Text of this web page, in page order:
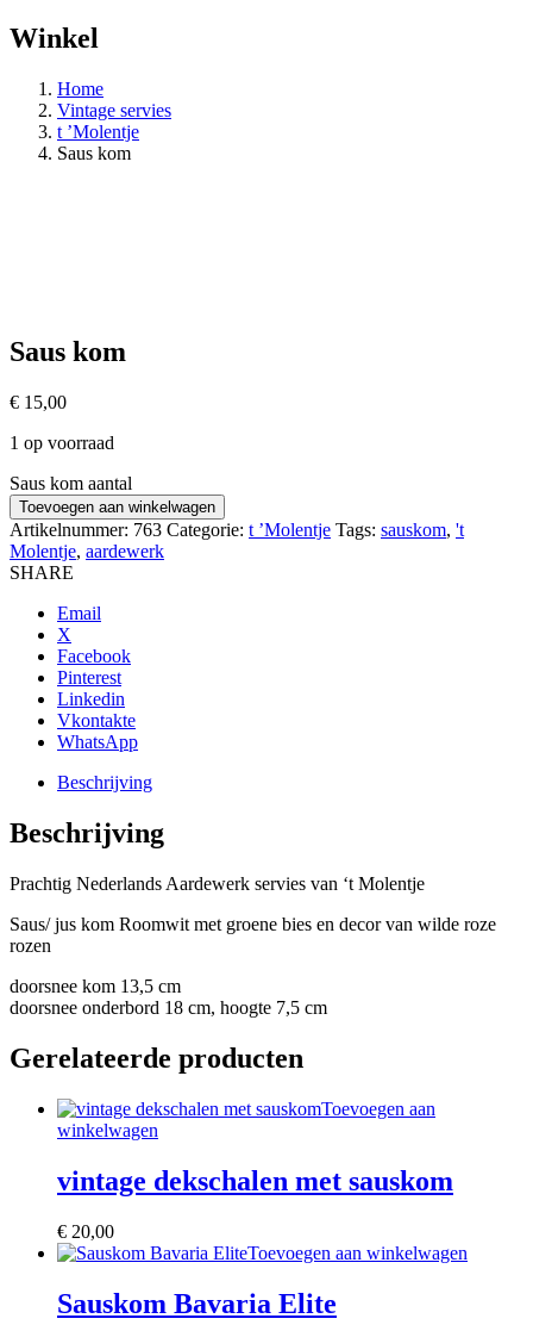
Winkel
Home
Vintage servies
t ’Molentje
Saus kom
Saus kom
€ 15,00
1 op voorraad
Saus kom aantal
Toevoegen aan winkelwagen
Artikelnummer: 763 Categorie: t ’Molentje Tags: sauskom, 't
Molentje, aardewerk
SHARE
Email
X
Facebook
Pinterest
Linkedin
Vkontakte
WhatsApp
Beschrijving
Beschrijving
Prachtig Nederlands Aardewerk servies van ‘t Molentje
Saus/ jus kom Roomwit met groene bies en decor van wilde roze
rozen
doorsnee kom 13,5 cm
doorsnee onderbord 18 cm, hoogte 7,5 cm
Gerelateerde producten
Toevoegen aan
winkelwagen
vintage dekschalen met sauskom
€ 20,00
Toevoegen aan winkelwagen
Sauskom Bavaria Elite